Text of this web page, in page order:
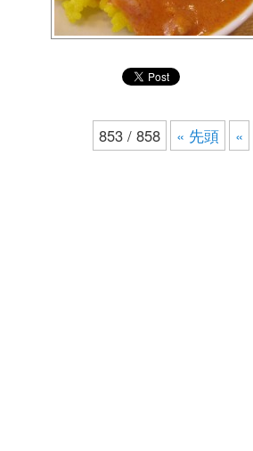
853 / 858 « 先頭 «